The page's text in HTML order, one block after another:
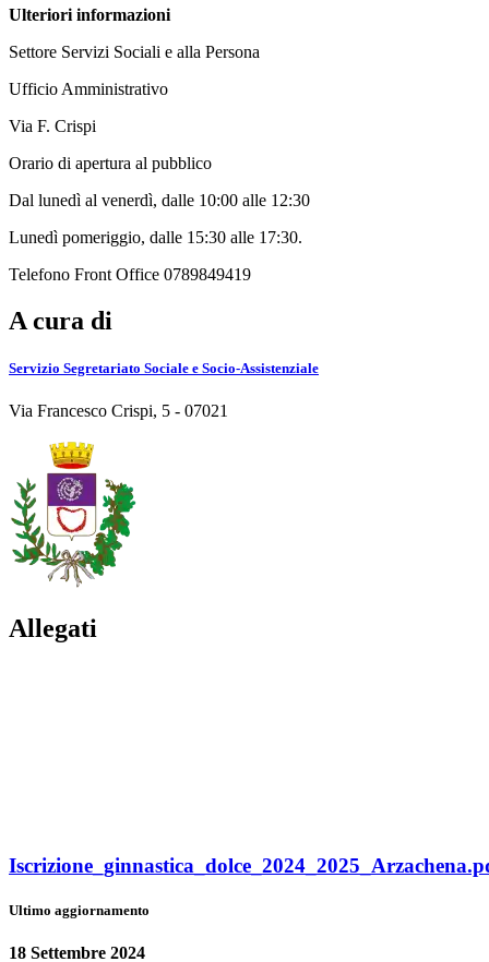
Ulteriori informazioni
Settore Servizi Sociali e alla Persona
Ufficio Amministrativo
Via F. Crispi
Orario di apertura al pubblico
Dal lunedì al venerdì, dalle 10:00 alle 12:30
Lunedì pomeriggio, dalle 15:30 alle 17:30.
Telefono Front Office 0789849419
A cura di
Servizio Segretariato Sociale e Socio-Assistenziale
Via Francesco Crispi, 5 - 07021
Allegati
Ultimo aggiornamento
18 Settembre 2024